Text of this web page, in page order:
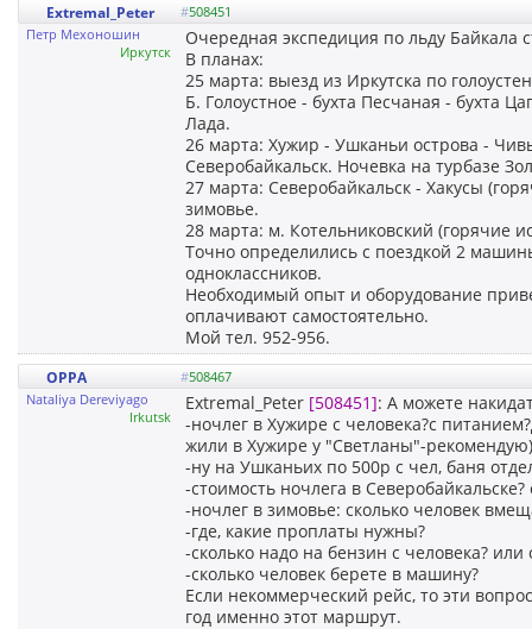
Extremal_Peter #508451
Петр Мехоношин
Иркутск
Очередная экспедиция по льду Байкала
В планах:
25 марта: выезд из Иркутска по
Б. Голоустное - бухта Песчаная - бухта
Лада.
26 марта: Хужир - Ушканьи острова -
Северобайкальск. Ночевка на турбазе
27 марта: Северобайкальск - Хакусы
зимовье.
28 марта: м. Котельниковский (горячие
Точно определились с поездкой 2
одноклассников.
Необходимый опыт и оборудование
оплачивают самостоятельно.
Мой тел. 952-956.
OPPA #508467
Nataliya Dereviyago
Irkutsk
Extremal_Peter [508451]: А можете
-ночлег в Хужире с человека?с
жили в Хужире у "Светланы"-рекомендую)
-ну на Ушканьих по 500р с чел, баня
-стоимость ночлега в
-ночлег в зимовье: сколько человек
-где, какие проплаты нужны?
-сколько надо на бензин с человека?
-сколько человек берете в машину?
Если некоммерческий рейс, то эти
год именно этот маршрут.